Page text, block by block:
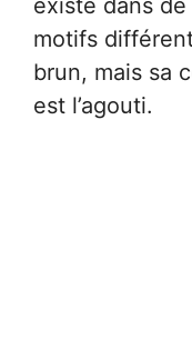
existe dans
motifs
brun, mais sa
est l’agouti.